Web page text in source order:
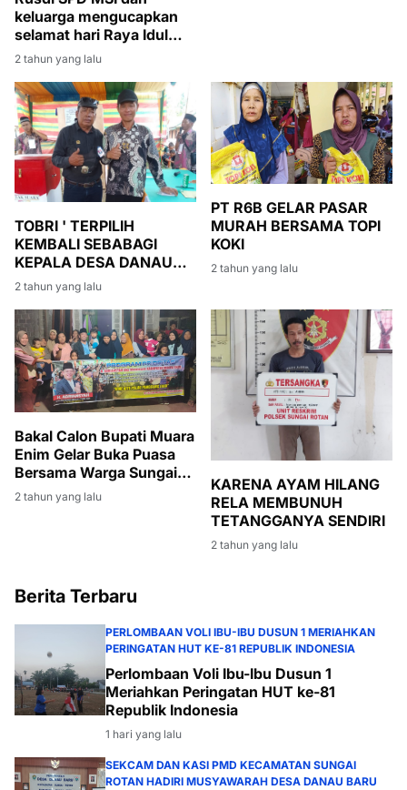
keluarga mengucapkan
selamat hari Raya Idul
Fitri 1 Syawal 1445
Hijriyah tahun 2024
2 tahun yang lalu
TOBRI ' TERPILIH
KEMBALI SEBABAGI
KEPALA DESA DANAU
BARU
2 tahun yang lalu
PT R6B GELAR PASAR
MURAH BERSAMA TOPI
KOKI
2 tahun yang lalu
Bakal Calon Bupati Muara
Enim Gelar Buka Puasa
Bersama Warga Sungai
Rotan
2 tahun yang lalu
KARENA AYAM HILANG
RELA MEMBUNUH
TETANGGANYA SENDIRI
2 tahun yang lalu
Berita Terbaru
PERLOMBAAN VOLI IBU-IBU DUSUN 1 MERIAHKAN
PERINGATAN HUT KE-81 REPUBLIK INDONESIA
Perlombaan Voli Ibu-Ibu Dusun 1
Meriahkan Peringatan HUT ke-81
Republik Indonesia
1 hari yang lalu
SEKCAM DAN KASI PMD KECAMATAN SUNGAI
ROTAN HADIRI MUSYAWARAH DESA DANAU BARU